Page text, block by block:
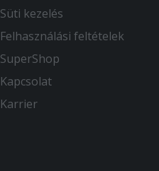
Süti kezelés
Felhasználási feltételek
SuperShop
Kapcsolat
Karrier